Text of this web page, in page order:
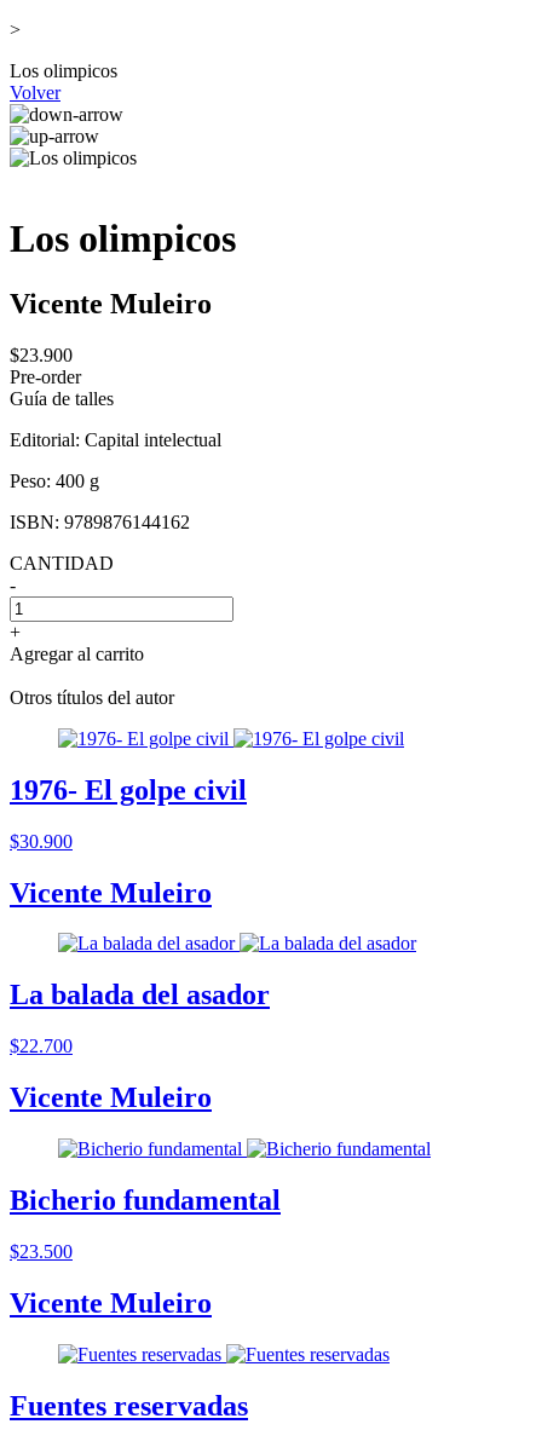
>
Los olimpicos
Volver
Los olimpicos
Vicente Muleiro
$23.900
Pre-order
Guía de talles
Editorial: Capital intelectual
Peso: 400 g
ISBN: 9789876144162
CANTIDAD
-
+
Agregar al carrito
Otros títulos del autor
1976- El golpe civil
$30.900
Vicente Muleiro
La balada del asador
$22.700
Vicente Muleiro
Bicherio fundamental
$23.500
Vicente Muleiro
Fuentes reservadas